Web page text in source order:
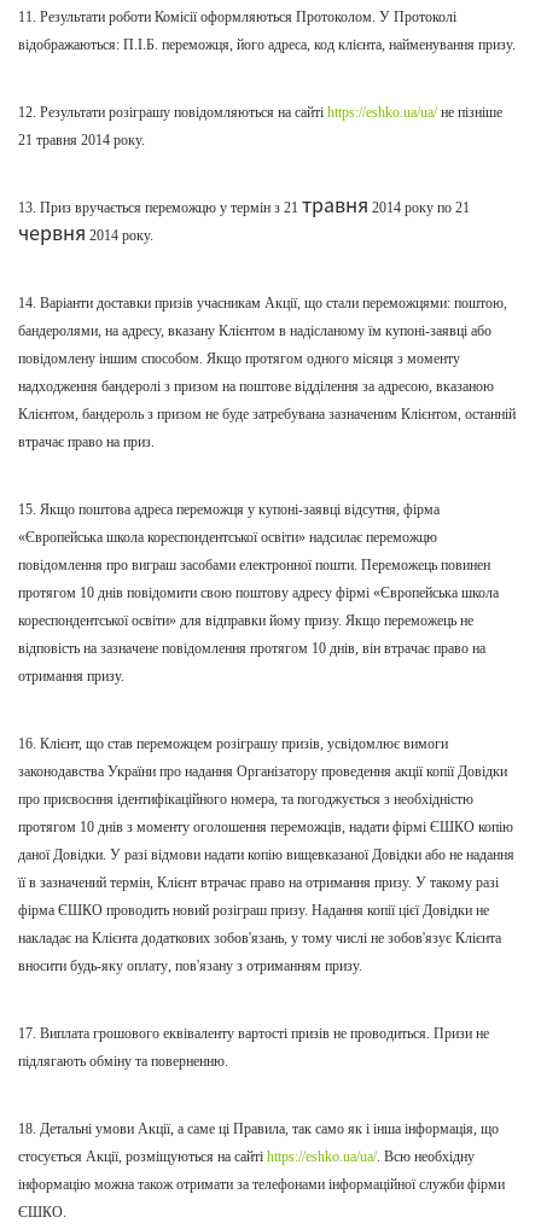
11. Результати роботи Комісії оформляються Протоколом. У Протоколі
відображаються: П.І.Б. переможця, його адреса, код клієнта, найменування призу.
12. Результати розіграшу повідомляються на сайті https://eshko.ua/ua/не пізніше
21 травня 2014 року.
13. Приз вручається переможцю у термін з 21 травня 2014 року по 21
червня 2014 року.
14. Варіанти доставки призів учасникам Акції, що стали переможцями: поштою,
бандеролями, на адресу, вказану Клієнтом в надісланому їм купоні-заявці або
повідомлену іншим способом. Якщо протягом одного місяця з моменту
надходження бандеролі з призом на поштове відділення за адресою, вказаною
Клієнтом, бандероль з призом не буде затребувана зазначеним Клієнтом, останній
втрачає право на приз.
15. Якщо поштова адреса переможця у купоні-заявці відсутня, фірма
«Європейська школа кореспондентської освіти» надсилає переможцю
повідомлення про виграш засобами електронної пошти. Переможець повинен
протягом 10 днів повідомити свою поштову адресу фірмі «Європейська школа
кореспондентської освіти» для відправки йому призу. Якщо переможець не
відповість на зазначене повідомлення протягом 10 днів, він втрачає право на
отримання призу.
16. Клієнт, що став переможцем розіграшу призів, усвідомлює вимоги
законодавства України про надання Організатору проведення акції копії Довідки
про присвоєння ідентифікаційного номера, та погоджується з необхідністю
протягом 10 днів з моменту оголошення переможців, надати фірмі ЄШКО копію
даної Довідки. У разі відмови надати копію вищевказаної Довідки або не надання
її в зазначений термін, Клієнт втрачає право на отримання призу. У такому разі
фірма ЄШКО проводить новий розіграш призу. Надання копії цієїДовідки не
накладає на Клієнта додаткових зобов'язань, у тому числі не зобов'язує Клієнта
вносити будь-яку оплату, пов'язану з отриманням призу.
17. Виплата грошового еквіваленту вартості призів не проводиться. Призи не
підлягають обміну та поверненню.
18. Детальні умови Акції, а саме ці Правила, так само як і інша інформація, що
стосується Акції, розміщуються на сайті https://eshko.ua/ua/. Всю необхідну
інформацію можна також отримати за телефонами інформаційної служби фірми
ЄШКО.